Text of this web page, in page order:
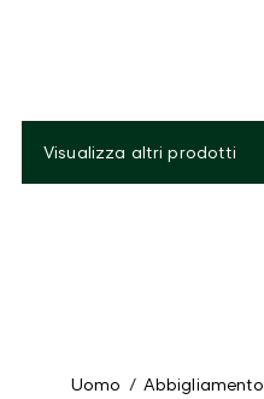
Visualizza altri prodotti
Uomo / Abbigliamento